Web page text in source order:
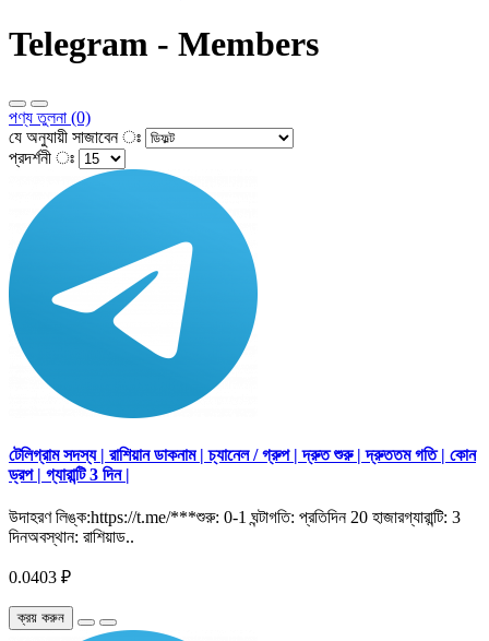
Telegram - Members
পণ্য তুলনা (0)
যে অনুযায়ী সাজাবেন ঃ
প্রদর্শনী ঃ
টেলিগ্রাম সদস্য | রাশিয়ান ডাকনাম | চ্যানেল / গ্রুপ | দ্রুত শুরু | দ্রুততম গতি | কোন
ড্রপ | গ্যারান্টি 3 দিন |
উদাহরণ লিঙ্ক:https://t.me/***শুরু: 0-1 ঘন্টাগতি: প্রতিদিন 20 হাজারগ্যারান্টি: 3
দিনঅবস্থান: রাশিয়াড..
0.0403 ₽
ক্রয় করুন